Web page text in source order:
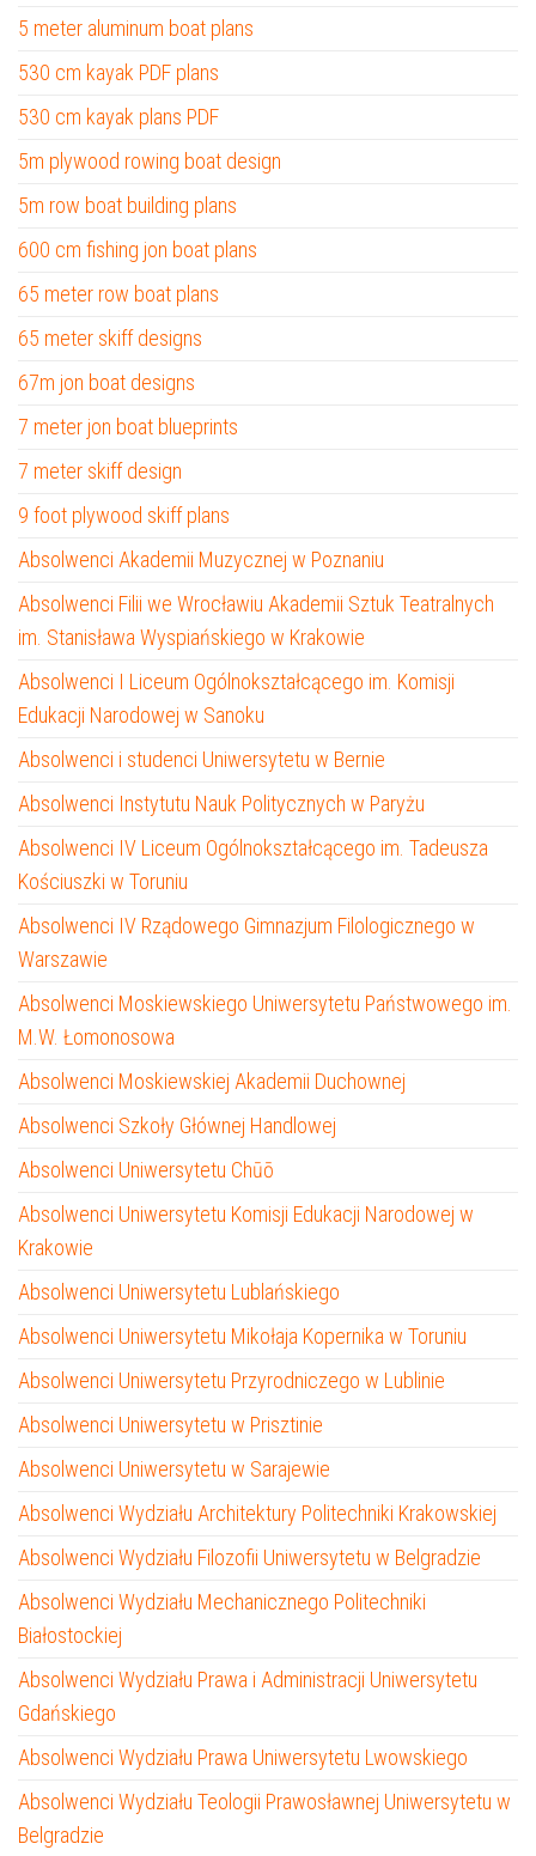
5 meter aluminum boat plans
530 cm kayak PDF plans
530 cm kayak plans PDF
5m plywood rowing boat design
5m row boat building plans
600 cm fishing jon boat plans
65 meter row boat plans
65 meter skiff designs
67m jon boat designs
7 meter jon boat blueprints
7 meter skiff design
9 foot plywood skiff plans
Absolwenci Akademii Muzycznej w Poznaniu
Absolwenci Filii we Wrocławiu Akademii Sztuk Teatralnych
im. Stanisława Wyspiańskiego w Krakowie
Absolwenci I Liceum Ogólnokształcącego im. Komisji
Edukacji Narodowej w Sanoku
Absolwenci i studenci Uniwersytetu w Bernie
Absolwenci Instytutu Nauk Politycznych w Paryżu
Absolwenci IV Liceum Ogólnokształcącego im. Tadeusza
Kościuszki w Toruniu
Absolwenci IV Rządowego Gimnazjum Filologicznego w
Warszawie
Absolwenci Moskiewskiego Uniwersytetu Państwowego im.
M.W. Łomonosowa
Absolwenci Moskiewskiej Akademii Duchownej
Absolwenci Szkoły Głównej Handlowej
Absolwenci Uniwersytetu Chūō
Absolwenci Uniwersytetu Komisji Edukacji Narodowej w
Krakowie
Absolwenci Uniwersytetu Lublańskiego
Absolwenci Uniwersytetu Mikołaja Kopernika w Toruniu
Absolwenci Uniwersytetu Przyrodniczego w Lublinie
Absolwenci Uniwersytetu w Prisztinie
Absolwenci Uniwersytetu w Sarajewie
Absolwenci Wydziału Architektury Politechniki Krakowskiej
Absolwenci Wydziału Filozofii Uniwersytetu w Belgradzie
Absolwenci Wydziału Mechanicznego Politechniki
Białostockiej
Absolwenci Wydziału Prawa i Administracji Uniwersytetu
Gdańskiego
Absolwenci Wydziału Prawa Uniwersytetu Lwowskiego
Absolwenci Wydziału Teologii Prawosławnej Uniwersytetu w
Belgradzie